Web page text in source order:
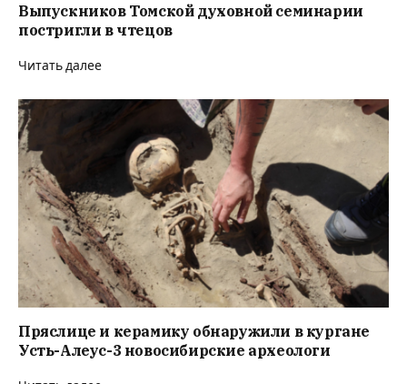
Выпускников Томской духовной семинарии
постригли в чтецов
Читать далее
Пряслице и керамику обнаружили в кургане
Усть-Алеус-3 новосибирские археологи